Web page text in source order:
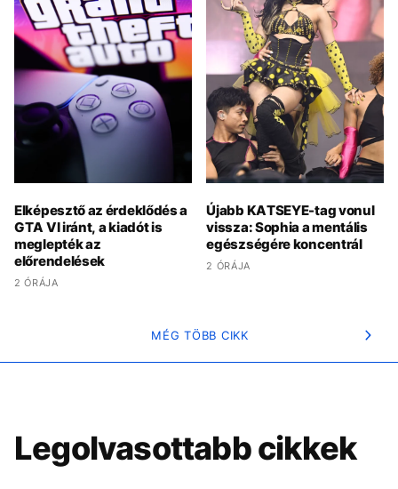
Elképesztő az érdeklődés a
GTA VI iránt, a kiadót is
meglepték az
előrendelések
2 ÓRÁJA
Újabb KATSEYE-tag vonul
vissza: Sophia a mentális
egészségére koncentrál
2 ÓRÁJA
MÉG TÖBB CIKK
Legolvasottabb cikkek